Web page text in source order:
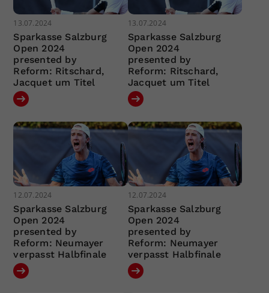
13.07.2024
Sparkasse Salzburg
Open 2024
presented by
Reform: Ritschard,
Jacquet um Titel
13.07.2024
Sparkasse Salzburg
Open 2024
presented by
Reform: Ritschard,
Jacquet um Titel
12.07.2024
Sparkasse Salzburg
Open 2024
presented by
Reform: Neumayer
verpasst Halbfinale
12.07.2024
Sparkasse Salzburg
Open 2024
presented by
Reform: Neumayer
verpasst Halbfinale